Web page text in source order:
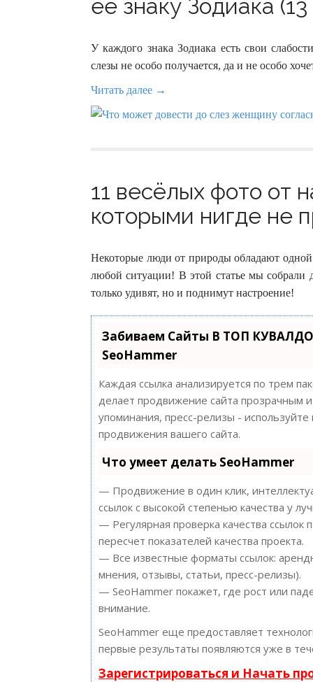
ее знаку Зодиака
У каждого знака Зодиака есть свои
слезы не особо получается, да и не особо
Читать далее →
11 весёлых фото от
которыми нигде не
Некоторые люди от природы обладают
любой ситуации! В этой статье мы собрали
только удивят, но и поднимут настроение!
Забиваем Сайты В ТОП
SeoHammer
Каждая ссылка анализируется по трем
делает продвижение сайта прозрачным
упоминания, пресс-релизы -
продвижения вашего сайта.
Что умеет делать SeoHammer
— Продвижение в один клик,
ссылок с высокой степенью качества у
— Регулярная проверка качества
пересчет показателей качества проекта.
— Все известные форматы ссылок:
мнения, отзывы, статьи, пресс-релизы).
— SeoHammer покажет, где рост или
внимание.
SeoHammer еще предоставляет
первые результаты появляются уже в
Зарегистрироваться и Начать